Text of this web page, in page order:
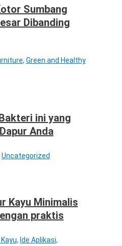
Sumbang
Dibanding
, Green and Healthy
ini yang
Anda
Uncategorized
Kayu Minimalis
praktis
, Ide Aplikasi,